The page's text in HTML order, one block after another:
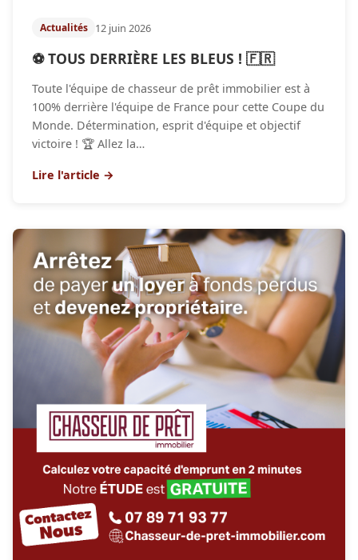
Actualités 12 juin 2026
⚽ TOUS DERRIÈRE LES BLEUS ! 🇫🇷
Toute l'équipe de chasseur de prêt immobilier est à
100% derrière l'équipe de France pour cette Coupe du
Monde. Détermination, esprit d'équipe et objectif
victoire ! 🏆 Allez la…
Lire l'article →